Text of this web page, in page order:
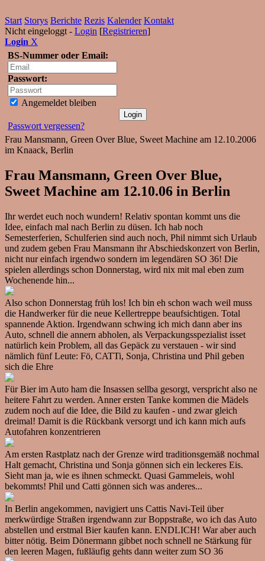
Start Storys Berichte Rezis Kalender Kontakt
Nicht eingeloggt - Login [Registrieren]
Login X
BS-Nummer oder Email:
Passwort:
Angemeldet bleiben
Passwort vergessen?
Frau Mansmann, Green Over Blue, Sweet Machine am 12.10.2006
im Knaack, Berlin
Frau Mansmann, Green Over Blue,
Sweet Machine am 12.10.06 in Berlin
Ihr werdet euch noch wundern! Relativ spontan kommt uns die
Idee, einfach mal nach Berlin zu düsen. Ich hab noch
Semesterferien, Schulferien sind auch noch, Phil nimmt sich Urlaub
und zudem geben Frau Mansmann ihr Abschiedskonzert von Berlin,
nicht nur einfach irgendwo sondern im legendären SO 36! Die
spielen allerdings schon Donnerstag, wird nix mit mal eben zum
Wochenende hin...
Also schon Donnerstag früh los! Ich bin eh schon wach weil muss
die Handwerker für die neue Kellertreppe beaufsichtigen. Total
spannende Aktion. Irgendwann schwing ich mich dann aber ins
Auto, schnell die annern abholen, als Verpackungsspezialist isset
natürlich kein Problem, all das Gepäck zu verstauen - wir sind
nämlich fünf Leute: Fö, CATTi, Sonja, Christina und Phil geben
sich die Ehre
Für Bier im Auto ham die Insassen sellba gesorgt, verspricht also ne
heitere Fahrt zu werden. Anner ersten Tanke kommen die Mädels
zudem noch auf die Idee, die Bild zu kaufen - und zwar gleich
dreimal! Damit is die Rückbank versorgt und ich kann mich aufs
Autofahren konzentrieren
Am ersten Rastplatz nach der Grenze wird traditionsgemäß nochmal
Halt gemacht, Christina und Sonja gönnen sich ein leckeres Eis.
Sieht man ja, wie es ihnen schmeckt. Quasi Gammeleis, wohl
bekommts! Phil und Catti gönnen sich was anderes...
In Berlin angekommen, navigiert uns Cattis Navi-Teil über
merkwürdige Straßen irgendwann zur Boppstraße, wo ich das Auto
abstellen und erstmal Bier kaufen kann. ENDLICH! War aber auch
bitter nötig. Beim Dönermann gibbet noch schnell ne Stärkung für
den leeren Magen, fußläufig gehts dann weiter zum SO 36